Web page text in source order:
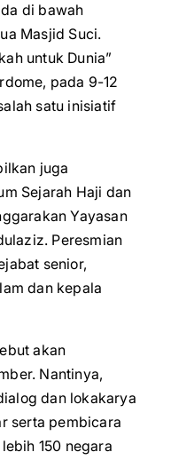
di bawah
Masjid Suci.
untuk Dunia”
pada 9-12
satu inisiatif
juga
Sejarah Haji dan
Yayasan
Peresmian
senior,
dan kepala
akan
Nantinya,
dan lokakarya
serta pembicara
150 negara